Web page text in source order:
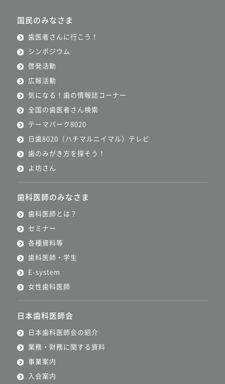
国民のみなさま
歯医者さんに行こう！
シンポジウム
啓発活動
広報活動
気になる！歯の情報誌コーナー
全国の歯医者さん検索
テーマパーク8020
日歯8020（ハチマルニイマル）テレビ
歯のみがき方を探そう！
よ坊さん
歯科医師のみなさま
歯科医師とは？
セミナー
各種資料等
歯科医師・学生
E-system
女性歯科医師
日本歯科医師会
日本歯科医師会の紹介
業務・財務に関する資料
事業案内
入会案内